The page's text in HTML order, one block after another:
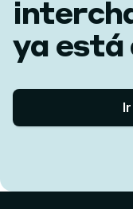
ya está